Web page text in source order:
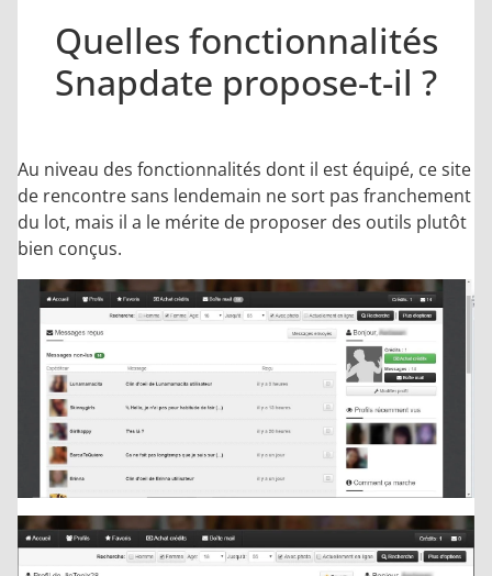
Quelles fonctionnalités
Snapdate propose-t-il ?
Au niveau des fonctionnalités dont il est équipé, ce site
de rencontre sans lendemain ne sort pas franchement
du lot, mais il a le mérite de proposer des outils plutôt
bien conçus.